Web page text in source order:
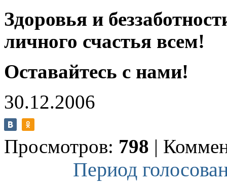
Здоровья и
личного счастья всем!
Оставайтесь с нами!
30.12.2006
Просмотров: 798 |
Период